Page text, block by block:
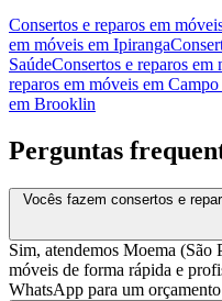
Consertos e reparos em
em móveis em Ipiranga
SaúdeConsertos e reparos em
reparos em móveis em
em Brooklin
Perguntas
Vocês fazem consertos e
Sim, atendemos Moema (São
móveis de forma rápida e
WhatsApp para um